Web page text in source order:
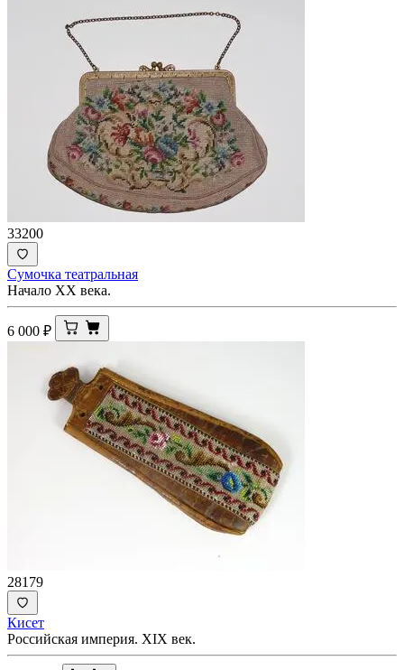
33200
Сумочка театральная
Начало ХХ века.
6 000 ₽
28179
Кисет
Российская империя. XIX век.